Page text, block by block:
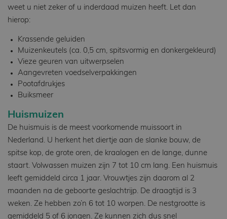
weet u niet zeker of u inderdaad muizen heeft. Let dan
hierop:
Krassende geluiden
Muizenkeutels (ca. 0,5 cm, spitsvormig en donkergekleurd)
Vieze geuren van uitwerpselen
Aangevreten voedselverpakkingen
Pootafdrukjes
Buiksmeer
Huismuizen
De huismuis is de meest voorkomende muissoort in
Nederland. U herkent het diertje aan de slanke bouw, de
spitse kop, de grote oren, de kraalogen en de lange, dunne
staart. Volwassen muizen zijn 7 tot 10 cm lang. Een huismuis
leeft gemiddeld circa 1 jaar. Vrouwtjes zijn daarom al 2
maanden na de geboorte geslachtrijp. De draagtijd is 3
weken. Ze hebben zo’n 6 tot 10 worpen. De nestgrootte is
gemiddeld 5 of 6 jongen. Ze kunnen zich dus snel